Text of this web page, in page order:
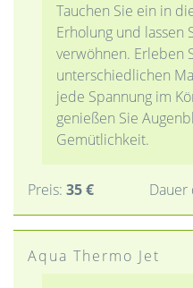
BILDERGALERIE
Tauchen Sie ein in
Erholung und lassen
verwöhnen. Erleben
unterschiedlichen
jede Spannung im
genießen Sie
Gemütlichkeit.
Dauer
Preis: 35 €
Aqua Thermo Jet